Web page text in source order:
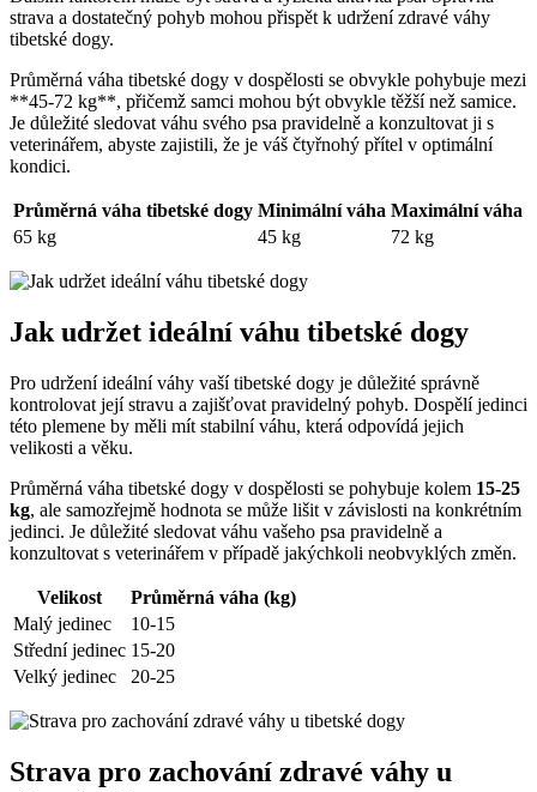
strava a dostatečný pohyb mohou přispět k udržení zdravé váhy
tibetské dogy.
Průměrná váha tibetské dogy v dospělosti se obvykle pohybuje mezi
**45-72 kg**, přičemž samci mohou být obvykle těžší než samice.
Je důležité sledovat váhu svého psa pravidelně a konzultovat ji s
veterinářem, abyste zajistili, že je váš čtyřnohý přítel v optimální
kondici.
Průměrná váha tibetské dogy Minimální váha Maximální váha
65 kg
45 kg 72 kg
Jak udržet ideální váhu tibetské dogy
Pro udržení ideální váhy vaší tibetské dogy je důležité správně
kontrolovat její stravu a zajišťovat pravidelný pohyb. Dospělí jedinci
této plemene by měli mít stabilní váhu, která odpovídá jejich
velikosti a věku.
Průměrná váha tibetské dogy v dospělosti se pohybuje kolem 15-25
kg, ale samozřejmě hodnota se může lišit v závislosti na konkrétním
jedinci. Je důležité sledovat váhu vašeho psa pravidelně a
konzultovat s veterinářem v případě jakýchkoli neobvyklých změn.
Velikost
Průměrná váha (kg)
Malý jedinec
10-15
Střední jedinec 15-20
Velký jedinec
20-25
Strava pro zachování zdravé váhy u